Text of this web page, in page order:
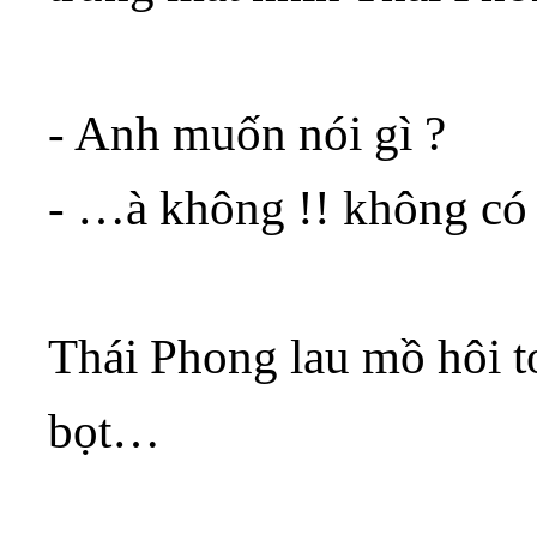
- Anh muốn nói gì ?
- …à không !! không
Thái Phong lau mồ hôi
bọt…